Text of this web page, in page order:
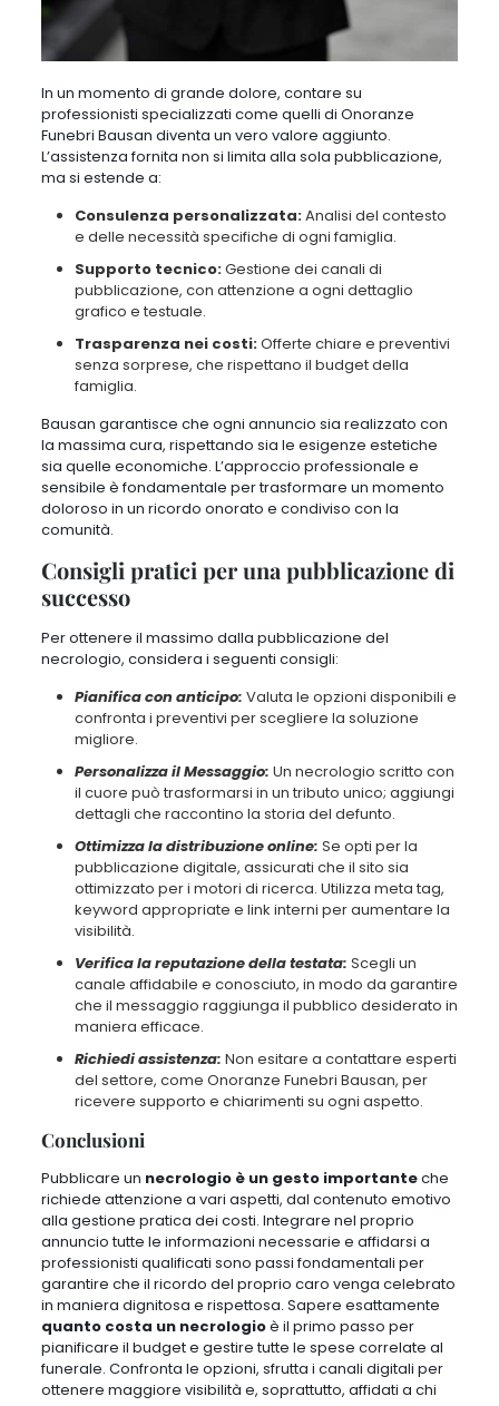
In un momento di grande dolore, contare su
professionisti specializzati come quelli di Onoranze
Funebri Bausan diventa un vero valore aggiunto.
L’assistenza fornita non si limita alla sola pubblicazione,
ma si estende a:
Consulenza personalizzata:Analisi del contesto
e delle necessità specifiche di ogni famiglia.
Supporto tecnico:Gestione dei canali di
pubblicazione, con attenzione a ogni dettaglio
grafico e testuale.
Trasparenza nei costi:Offerte chiare e preventivi
senza sorprese, che rispettano il budget della
famiglia.
Bausan garantisce che ogni annuncio sia realizzato con
la massima cura, rispettando sia le esigenze estetiche
sia quelle economiche. L’approccio professionale e
sensibile è fondamentale per trasformare un momento
doloroso in un ricordo onorato e condiviso con la
comunità.
Consigli pratici per una pubblicazione di
successo
Per ottenere il massimo dalla pubblicazione del
necrologio, considera i seguenti consigli:
Pianifica con anticipo: Valuta le opzioni disponibili e
confronta i preventivi per scegliere la soluzione
migliore.
Personalizza il Messaggio: Un necrologio scritto con
il cuore può trasformarsi in un tributo unico; aggiungi
dettagli che raccontino la storia del defunto.
Ottimizza la distribuzione online: Se opti per la
pubblicazione digitale, assicurati che il sito sia
ottimizzato per i motori di ricerca. Utilizza meta tag,
keyword appropriate e link interni per aumentare la
visibilità.
Verifica la reputazione della testata: Scegli un
canale affidabile e conosciuto, in modo da garantire
che il messaggio raggiunga il pubblico desiderato in
maniera efficace.
Richiedi assistenza: Non esitare a contattare esperti
del settore, come Onoranze Funebri Bausan, per
ricevere supporto e chiarimenti su ogni aspetto.
Conclusioni
Pubblicare un necrologio è un gesto importanteche
richiede attenzione a vari aspetti, dal contenuto emotivo
alla gestione pratica dei costi. Integrare nel proprio
annuncio tutte le informazioni necessarie e affidarsi a
professionisti qualificati sono passi fondamentali per
garantire che il ricordo del proprio caro venga celebrato
in maniera dignitosa e rispettosa. Sapere esattamente
quanto costa un necrologioè il primo passo per
pianificare il budget e gestire tutte le spese correlate al
funerale. Confronta le opzioni, sfrutta i canali digitali per
ottenere maggiore visibilità e, soprattutto, affidati a chi